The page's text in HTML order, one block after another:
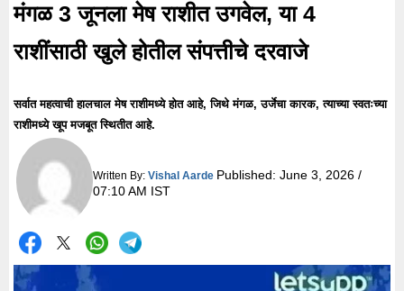
मंगळ 3 जूनला मेष राशीत उगवेल, या 4
राशींसाठी खुले होतील संपत्तीचे दरवाजे
सर्वात महत्वाची हालचाल मेष राशीमध्ये होत आहे, जिथे मंगळ, उर्जेचा कारक, त्याच्या स्वतःच्या
राशीमध्ये खूप मजबूत स्थितीत आहे.
Written By:Vishal Aarde Published:June 3, 2026 /
07:10 AM IST